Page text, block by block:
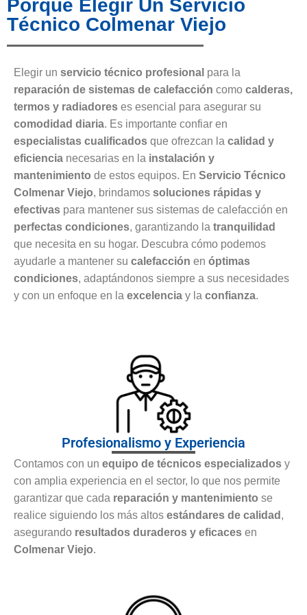
Porque Elegir Un Servicio
Técnico Colmenar Viejo
Elegir un servicio técnico profesional para la
reparación de sistemas de calefacción como calderas,
termos y radiadores es esencial para asegurar su
comodidad diaria. Es importante confiar en
especialistas cualificados que ofrezcan la calidad y
eficiencia necesarias en la instalación y
mantenimiento de estos equipos. En Servicio Técnico
Colmenar Viejo, brindamos soluciones rápidas y
efectivas para mantener sus sistemas de calefacción en
perfectas condiciones, garantizando la tranquilidad
que necesita en su hogar. Descubra cómo podemos
ayudarle a mantener su calefacción en óptimas
condiciones, adaptándonos siempre a sus necesidades
y con un enfoque en la excelencia y la confianza.
Profesionalismo y Experiencia
Contamos con un equipo de técnicos especializados y
con amplia experiencia en el sector, lo que nos permite
garantizar que cada reparación y mantenimiento se
realice siguiendo los más altos estándares de calidad ,
asegurando resultados duraderos y eficaces en
Colmenar Viejo.